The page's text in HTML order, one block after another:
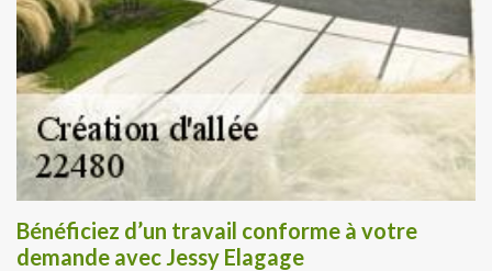
Bénéficiez d’un travail conforme à votre
demande avec Jessy Elagage